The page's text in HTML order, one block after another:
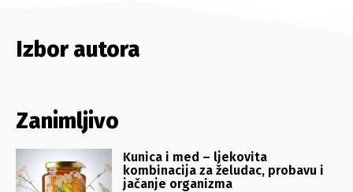
Izbor autora
Zanimljivo
Kunica i med – ljekovita
kombinacija za želudac, probavu i
jačanje organizma